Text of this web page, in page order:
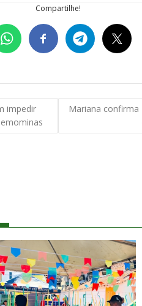
Compartilhe!
impedir
Mariana confirma